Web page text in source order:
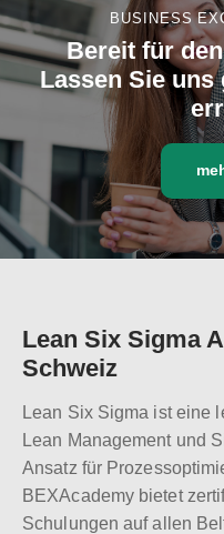
BUSINESS
Bereit für
Lassen Sie uns
Lean Six Sigma
Schweiz
Lean Six Sigma ist eine
Lean Management und
Ansatz für
BEXAcademy bietet
Schulungen auf allen